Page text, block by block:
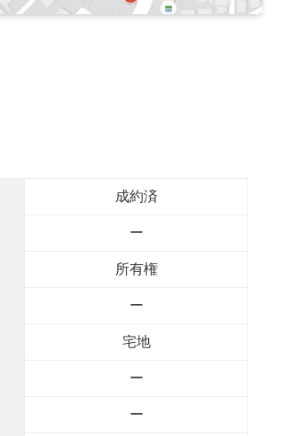
成約済
ー
所有権
ー
宅地
ー
ー